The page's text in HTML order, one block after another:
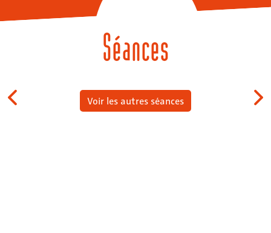
Séances
Voir les autres séances